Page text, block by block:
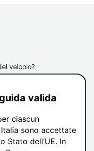
veicolo?
valida
ciascun
sono accettate
Stato dell’UE. In